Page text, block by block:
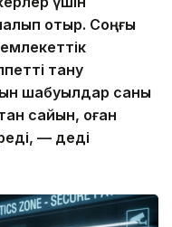
отыр. Соңғы
тану
шабуылдар саны
сайын, оған
— деді